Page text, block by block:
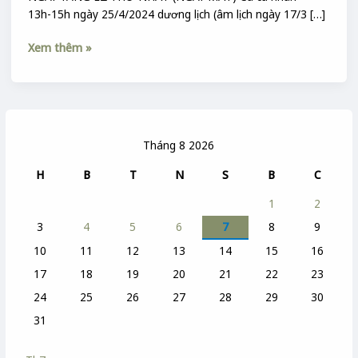
Tháng 8 2026
H
B T N S B
C
1
2
3
4 5 6 7 8
9
10
11 12 13 14 15
16
17
18 19 20 21 22
23
24
25 26 27 28 29
30
31
13h-15h ngày 25/4/2024 dương lịch (âm lịch ngày 17/3 […]
Xem thêm »